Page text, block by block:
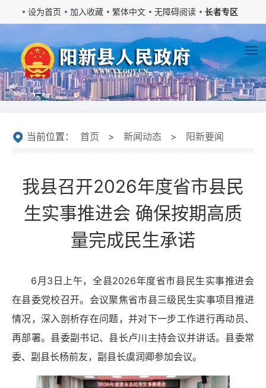
设为首页 加入收藏 繁体中文 无障碍阅读 长者专区
当前位置： 首页 > 新闻动态 > 阳新要闻
我县召开2026年度省市县民
生实事推进会 确保按期高质
量完成民生承诺
6月3日上午，全县2026年度省市县民生实事推进会
在县委党校召开。会议聚焦省市县三级民生实事项目推进
情况，深入剖析存在问题，并对下一步工作进行再动员、
再部署。县委副书记、县长卢川主持会议并讲话。县委常
委、副县长杨前友，副县长虞润卿参加会议。